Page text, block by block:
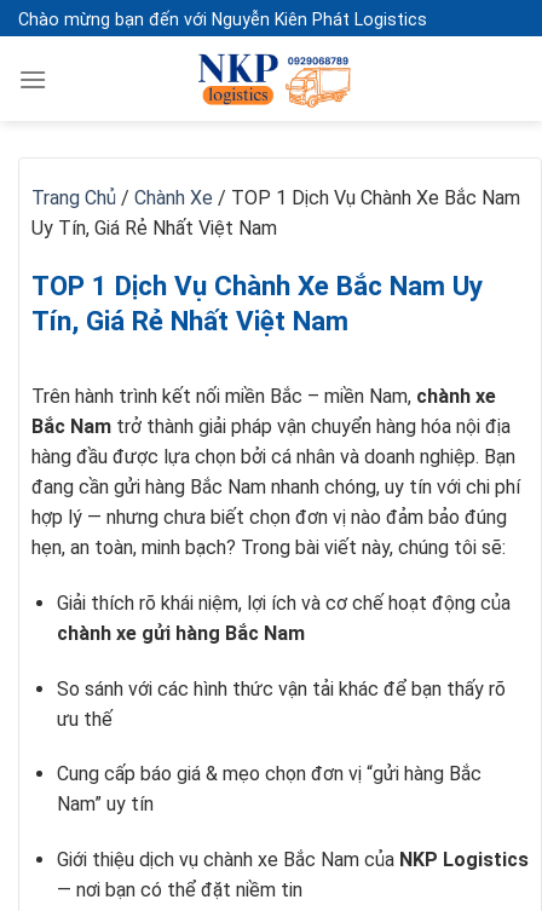
Skip
to
content
Chào mừng bạn đến với Nguyễn Kiên Phát Logistics
Trang Chủ / Chành Xe / TOP 1 Dịch Vụ Chành Xe Bắc Nam
Uy Tín, Giá Rẻ Nhất Việt Nam
TOP 1 Dịch Vụ Chành Xe Bắc Nam Uy
Tín, Giá Rẻ Nhất Việt Nam
Trên hành trình kết nối miền Bắc – miền Nam, chành xe
Bắc Nam trở thành giải pháp vận chuyển hàng hóa nội địa
hàng đầu được lựa chọn bởi cá nhân và doanh nghiệp. Bạn
đang cần gửi hàng Bắc Nam nhanh chóng, uy tín với chi phí
hợp lý — nhưng chưa biết chọn đơn vị nào đảm bảo đúng
hẹn, an toàn, minh bạch? Trong bài viết này, chúng tôi sẽ:
Giải thích rõ khái niệm, lợi ích và cơ chế hoạt động của
chành xe gửi hàng Bắc Nam
So sánh với các hình thức vận tải khác để bạn thấy rõ
ưu thế
Cung cấp báo giá & mẹo chọn đơn vị “gửi hàng Bắc
Nam” uy tín
Giới thiệu dịch vụ chành xe Bắc Nam của NKP Logistics
— nơi bạn có thể đặt niềm tin